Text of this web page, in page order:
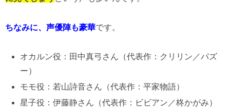
ちなみに、声優陣も豪華です。
オカルン役：田中真弓さん（代表作：クリリン／パズ
ー）
モモ役：若山詩音さん（代表作：平家物語）
星子役：伊藤静さん（代表作：ビビアン／柊かがみ）